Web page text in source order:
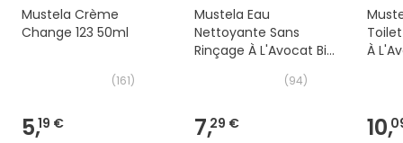
Mustela Crème
Change 123 50ml
(161)
5,19 €
Mustela Eau
Nettoyante Sans
Rinçage À L'Avocat Bio
(94)
7,29 €
À
10,